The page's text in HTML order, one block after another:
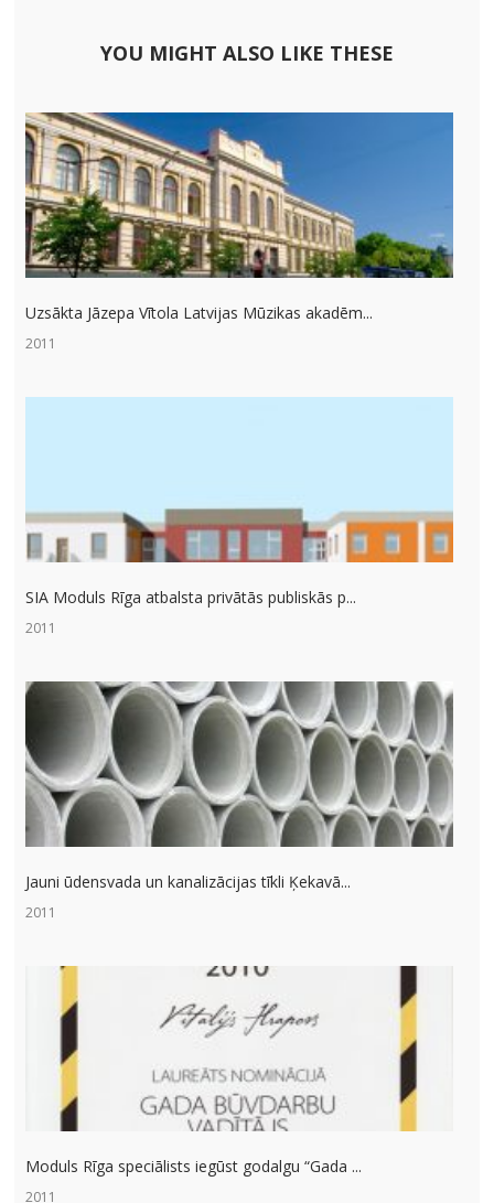
YOU MIGHT ALSO LIKE THESE
Uzsākta Jāzepa Vītola Latvijas Mūzikas akadēm...
2011
SIA Moduls Rīga atbalsta privātās publiskās p...
2011
Jauni ūdensvada un kanalizācijas tīkli Ķekavā...
2011
Moduls Rīga speciālists iegūst godalgu “Gada ...
2011